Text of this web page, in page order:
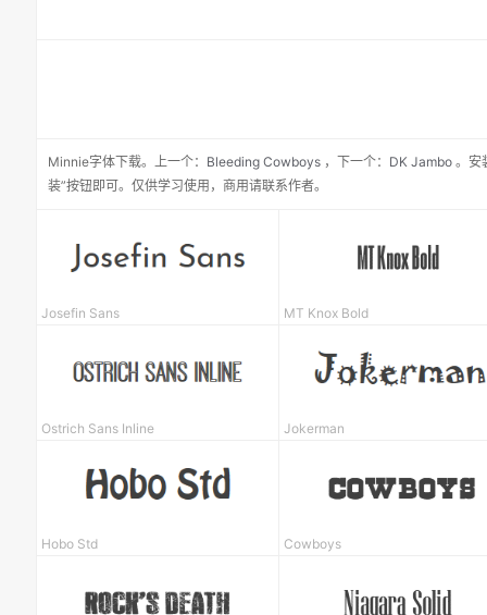
Minnie字体下载。 上一个： Bleeding Cowboys ， 下一个： DK Jambo 。安
装”按钮即可。仅供学习使用，商用请联系作者。
Josefin Sans MT Knox Bold
Ostrich Sans Inline Jokerman
Hobo Std Cowboys